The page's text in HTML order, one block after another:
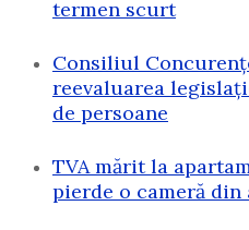
termen scurt
Consiliul
reevaluarea
de persoane
TVA mărit la
pierde o cameră